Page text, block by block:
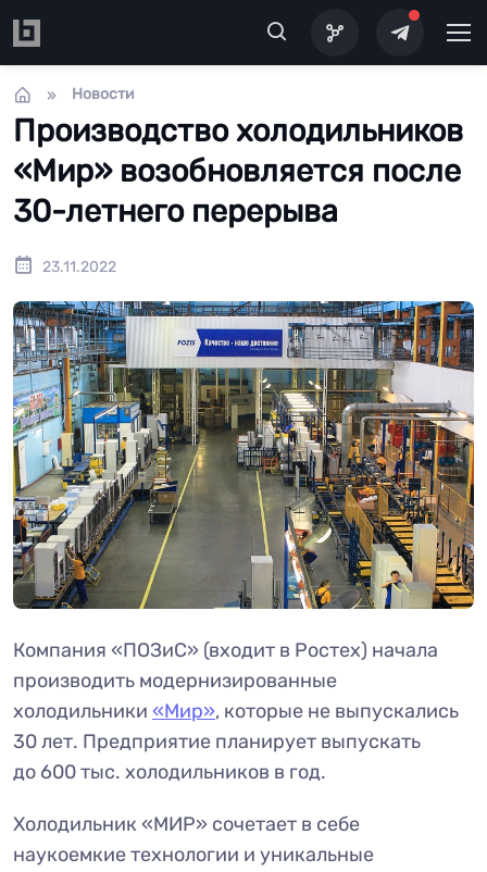
Новости
Производство холодильников
«Мир» возобновляется после
30-летнего перерыва
23.11.2022
Компания «ПОЗиС» (входит в Ростех) начала
производить модернизированные
холодильники «Мир», которые не выпускались
30 лет. Предприятие планирует выпускать
до 600 тыс. холодильников в год.
Холодильник «МИР» сочетает в себе
наукоемкие технологии и уникальные